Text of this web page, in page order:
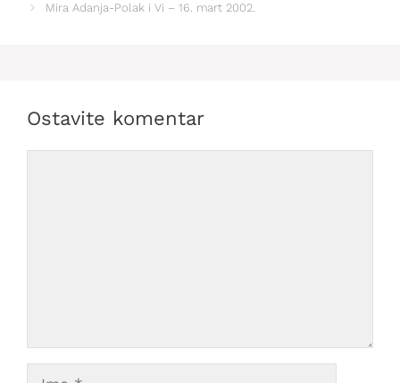
Mira Adanja-Polak i Vi – 16. mart 2002.
Ostavite komentar